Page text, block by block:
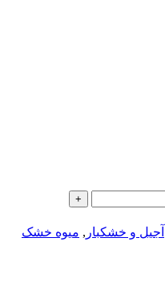
آجیل و خشکبار , میوه خشک